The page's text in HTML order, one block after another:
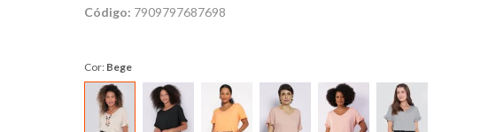
Código: 7909797687698
Cor: Bege